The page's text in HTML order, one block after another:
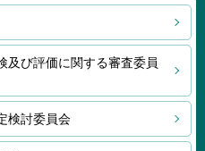
及び評価に関する審査委員
検討委員会